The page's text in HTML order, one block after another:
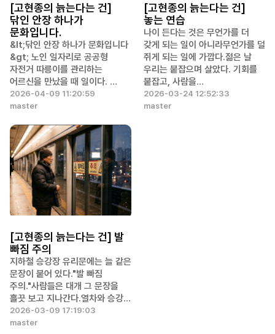
[고현종의 늙는다는 건]
닦인 안장 하나가
문화입니다.
&lt;닦인 안장 하나가 문화입니다
&gt; 노인 일자리로 공공형
자전거 따릉이를 관리하는
어르신을 만났을 때 일이다. …
2026-04-09 11:20:59
master
[고현종의 늙는다는 건]
놓는 연습
나이 든다는 것은 무언가를 더
갖게 되는 일이 아니라무언가를 덜
쥐게 되는 일에 가깝다.젊은 날
우리는 붙잡으며 살았다. 기회를
붙잡고, 사람을…
2026-03-24 12:52:33
master
[고현종의 늙는다는 건] 발
빠짐 주의
지하철 승강장 유리문에는 늘 같은
문장이 붙어 있다."발 빠짐
주의."사람들은 대개 그 문장을
흘끗 보고 지나간다.열차와 승강…
2026-03-09 17:19:03
master